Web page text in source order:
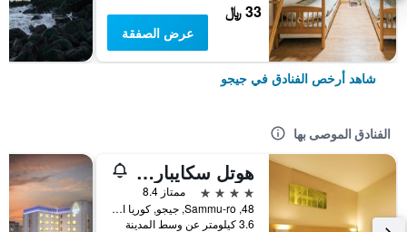
33 ﷼
عرض الصفقة
شاهد أرخص الفنادق في جيجو
الفنادق الموصى بها
هوتل سكايبارك جيجو 1
4 نجوم
ممتاز 8.4
48, Sammu-ro, جيجو, كوريا الجنوبية
3.6 كيلومتر عن وسط المدينة